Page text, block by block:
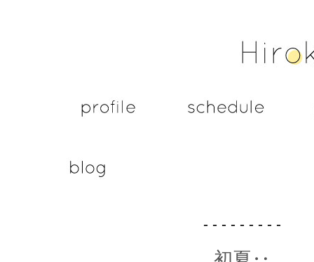
- - - - - - - - -